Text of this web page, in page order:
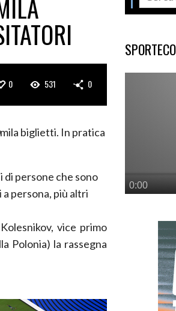
0 531 0
biglietti. In pratica
di persone che sono
persona, più altri
vice primo
Polonia) la rassegna